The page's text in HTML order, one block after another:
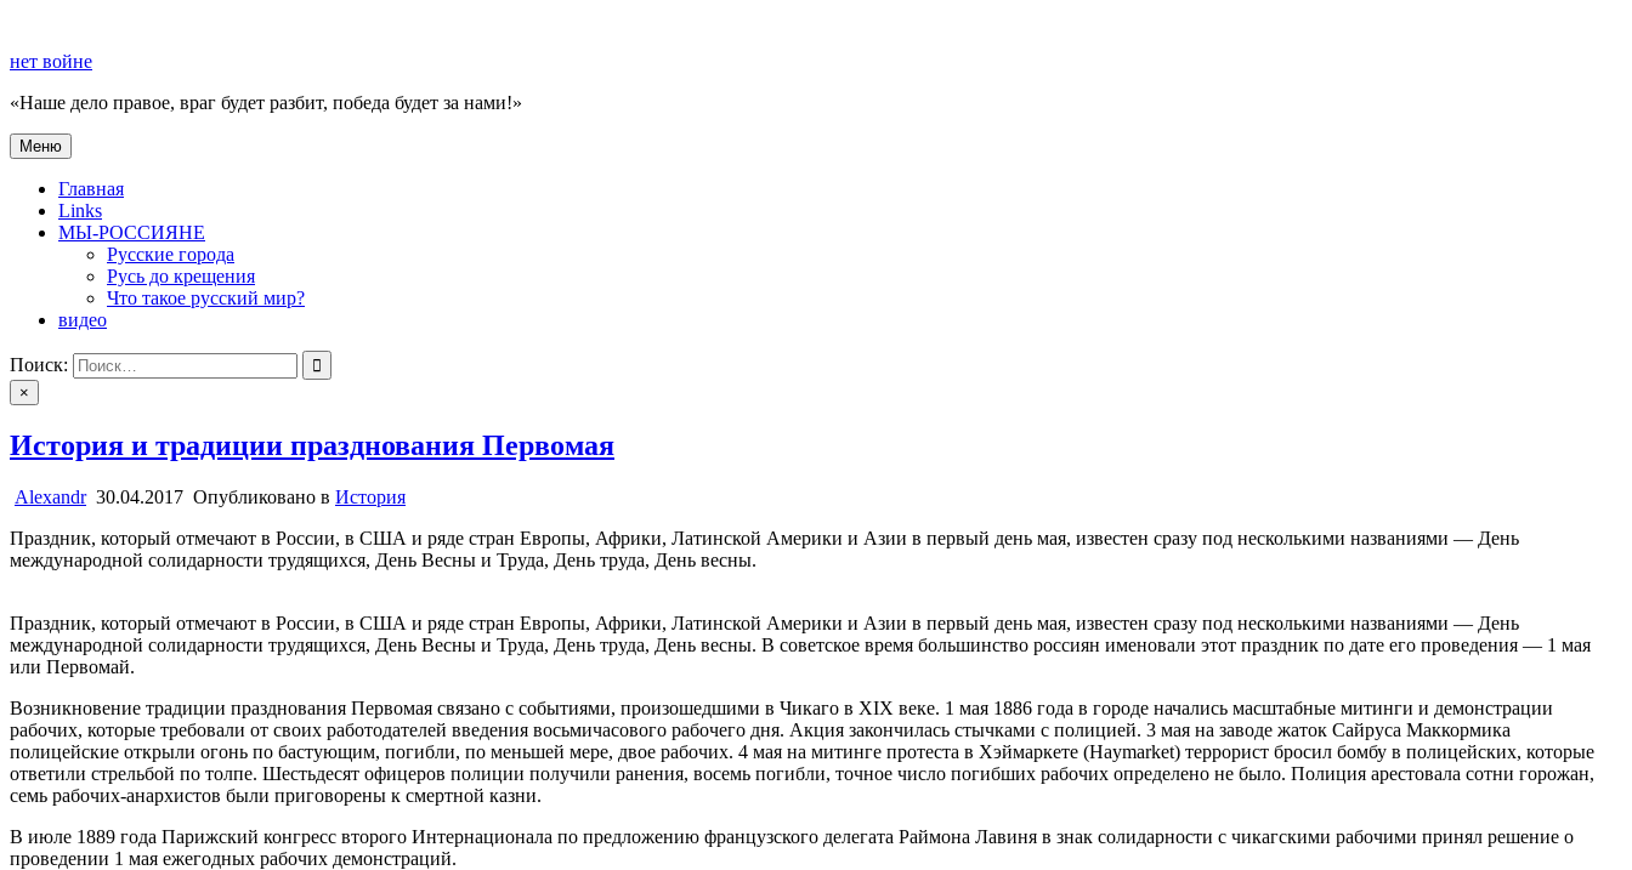
содержимому
нет войне
«Наше дело правое, враг будет разбит, победа будет за нами!»
нет войне
«Наше дело правое, враг будет разбит, победа будет за нами!»
Меню
Главная
Links
МЫ-РОССИЯНЕ
Русские города
Русь до крещения
Что такое русский мир?
видео
Поиск:
×
История и традиции празднования Первомая
Alexandr 30.04.2017 Опубликовано в История
Праздник, который отмечают в России, в США и ряде стран Европы, Африки, Латинской Америки и Азии в первый день мая, известен сразу под несколькими названиями — День
международной солидарности трудящихся, День Весны и Труда, День труда, День весны.
Праздник, который отмечают в России, в США и ряде стран Европы, Африки, Латинской Америки и Азии в первый день мая, известен сразу под несколькими названиями — День
международной солидарности трудящихся, День Весны и Труда, День труда, День весны. В советское время большинство россиян именовали этот праздник по дате его проведения — 1 мая
или Первомай.
Возникновение традиции празднования Первомая связано с событиями, произошедшими в Чикаго в ХIХ веке. 1 мая 1886 года в городе начались масштабные митинги и демонстрации
рабочих, которые требовали от своих работодателей введения восьмичасового рабочего дня. Акция закончилась стычками с полицией. 3 мая на заводе жаток Сайруса Маккормика
полицейские открыли огонь по бастующим, погибли, по меньшей мере, двое рабочих. 4 мая на митинге протеста в Хэймаркете (Haymarket) террорист бросил бомбу в полицейских, которые
ответили стрельбой по толпе. Шестьдесят офицеров полиции получили ранения, восемь погибли, точное число погибших рабочих определено не было. Полиция арестовала сотни горожан,
семь рабочих-анархистов были приговорены к смертной казни.
В июле 1889 года Парижский конгресс второго Интернационала по предложению французского делегата Раймона Лавиня в знак солидарности с чикагскими рабочими принял решение о
проведении 1 мая ежегодных рабочих демонстраций.